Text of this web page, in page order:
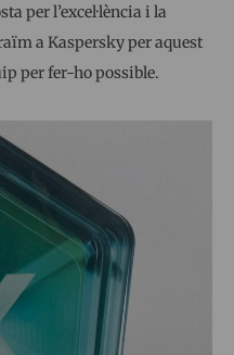
per l’excel·lència i la
a Kaspersky per aquest
per fer-ho possible.